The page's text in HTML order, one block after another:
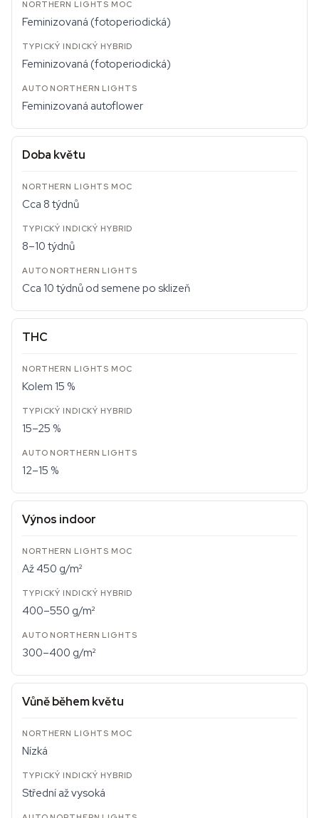
Feminizovaná (fotoperiodická)
Feminizovaná (fotoperiodická)
Feminizovaná autoflower
Doba květu
Cca 8 týdnů
8–10 týdnů
Cca 10 týdnů od semene po sklizeň
THC
Kolem 15 %
15–25 %
12–15 %
Výnos indoor
Až 450 g/m²
400–550 g/m²
300–400 g/m²
Vůně během květu
Nízká
Střední až vysoká